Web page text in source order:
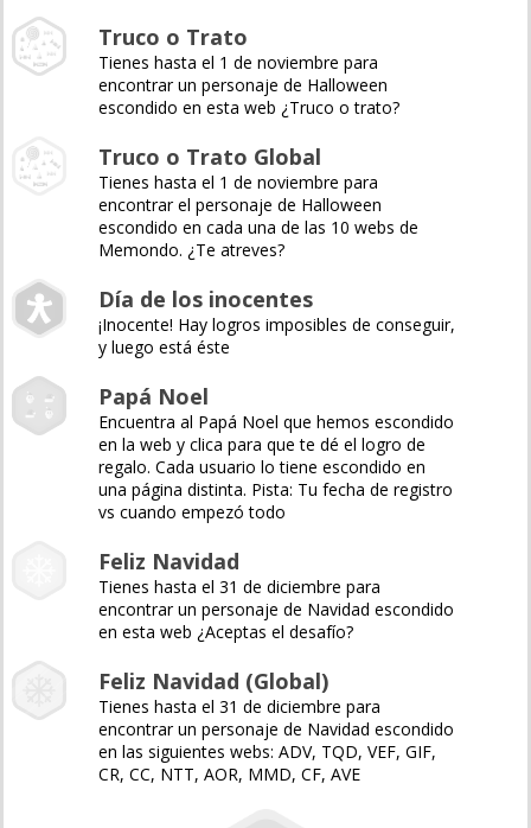
Truco o Trato
Tienes hasta el 1 de noviembre para
encontrar un personaje de Halloween
escondido en esta web ¿Truco o trato?
Truco o Trato Global
Tienes hasta el 1 de noviembre para
encontrar el personaje de Halloween
escondido en cada una de las 10 webs de
Memondo. ¿Te atreves?
Día de los inocentes
¡Inocente! Hay logros imposibles de conseguir,
y luego está éste
Papá Noel
Encuentra al Papá Noel que hemos escondido
en la web y clica para que te dé el logro de
regalo. Cada usuario lo tiene escondido en
una página distinta. Pista: Tu fecha de registro
vs cuando empezó todo
Feliz Navidad
Tienes hasta el 31 de diciembre para
encontrar un personaje de Navidad escondido
en esta web ¿Aceptas el desafío?
Feliz Navidad (Global)
Tienes hasta el 31 de diciembre para
encontrar un personaje de Navidad escondido
en las siguientes webs: ADV, TQD, VEF, GIF,
CR, CC, NTT, AOR, MMD, CF, AVE